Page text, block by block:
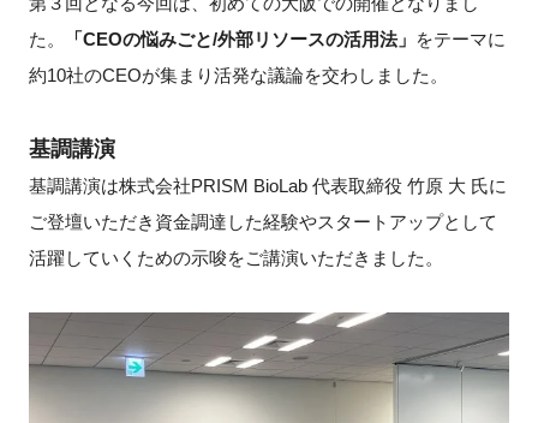
た。
「CEOの悩みごと/外部リソースの活用法」 をテーマに
約10社のCEOが集まり活発な議論を交わしました。
基調講演
基調講演は株式会社PRISM BioLab 代表取締役 竹原 大 氏に
ご登壇いただき資金調達した経験やスタートアップとして
活躍していくための示唆をご講演いただきました。